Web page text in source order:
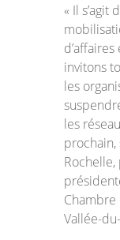
« Il s’agit
invitons
les
les
prochain,
Rochelle,
Vallée-